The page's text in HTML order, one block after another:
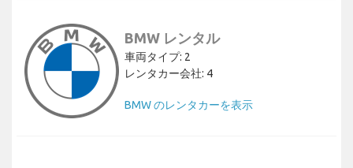
BMW レンタル
車両タイプ: 2
レンタカー会社: 4
BMW のレンタカーを表示